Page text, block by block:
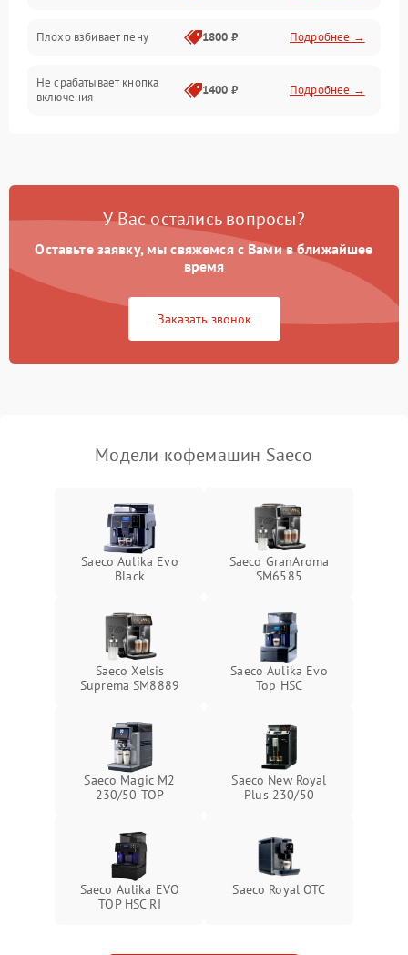
Плохо взбивает пену 1800 ₽ Подробнее →
Не срабатывает кнопка
включения
1400 ₽ Подробнее →
Постоянные сбои в работе 1500 ₽ Подробнее →
У Вас остались вопросы?
Оставьте заявку, мы свяжемся с Вами в ближайшее
время
Заказать звонок
Модели кофемашин Saeco
Saeco Aulika Evo
Black
Saeco GranAroma
SM6585
Saeco Xelsis
Suprema SM8889
Saeco Aulika Evo
Top HSC
Saeco Magic M2
230/50 TOP
Saeco New Royal
Plus 230/50
Saeco Aulika EVO
TOP HSC RI
Saeco Royal OTC